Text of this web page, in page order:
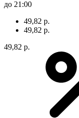
до 21:00
49,82 р.
49,82 р.
49,82 р.